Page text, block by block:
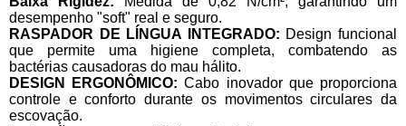
desempenho "soft" real e seguro.
RASPADOR DE LÍNGUA INTEGRADO: Design funcional
que permite uma higiene completa, combatendo as
bactérias causadoras do mau hálito.
DESIGN ERGONÔMICO: Cabo inovador que proporciona
controle e conforto durante os movimentos circulares da
escovação.